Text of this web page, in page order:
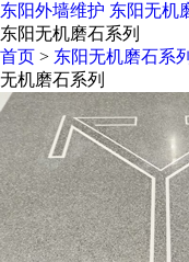
东阳外墙维护 东阳无机
东阳无机磨石系列
首页 > 东阳无机磨石系列
无机磨石系列